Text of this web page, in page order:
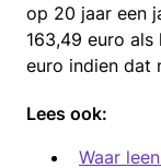
op 20 jaar een
163,49 euro
euro indien dat
Lees ook:
Waar